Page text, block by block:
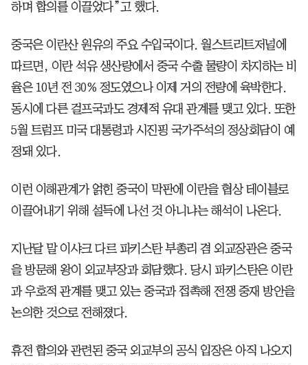
하며 합의를 이끌었다”고 했다.
중국은 이란산 원유의 주요 수입국이다. 월스트리트저널에
따르면, 이란 석유 생산량에서 중국 수출 물량이 차지하는 비
율은 10년 전 30% 정도였으나 이제 거의 전량에 육박한다.
동시에 다른 걸프국과도 경제적 유대 관계를 맺고 있다. 또한
5월 트럼프 미국 대통령과 시진핑 국가주석의 정상회담이 예
정돼 있다.
이런 이해관계가 얽힌 중국이 막판에 이란을 협상 테이블로
이끌어내기 위해 설득에 나선 것 아니냐는 해석이 나온다.
지난달 말 이샤크 다르 파키스탄 부총리 겸 외교장관은 중국
을 방문해 왕이 외교부장과 회담했다. 당시 파키스탄은 이란
과 우호적 관계를 맺고 있는 중국과 접촉해 전쟁 중재 방안을
논의한 것으로 전해졌다.
휴전 합의와 관련된 중국 외교부의 공식 입장은 아직 나오지